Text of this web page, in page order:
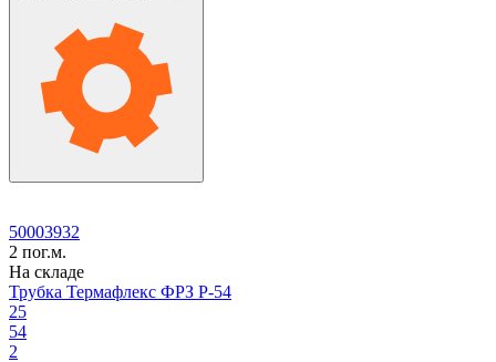
50003932
2 пог.м.
На складе
Трубка Термафлекс ФРЗ P-54
25
54
2